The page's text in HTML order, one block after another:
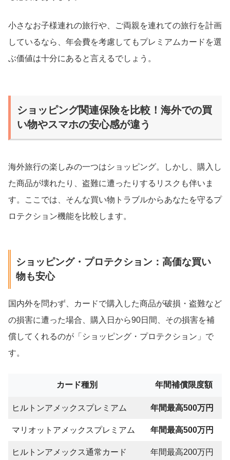
小さなお子様連れの旅行や、ご両親を連れての旅行を計画
しているなら、年会費を考慮してもプレミアムカードを選
ぶ価値は十分にあると言えるでしょう。
ショッピング関連保険を比較！海外での買
い物やスマホの安心感が違う
海外旅行の楽しみの一つはショッピング。しかし、購入し
た商品が壊れたり、盗難に遭ったりするリスクも伴いま
す。ここでは、そんな買い物トラブルからあなたを守るプ
ロテクション機能を比較します。
ショッピング・プロテクション：高価な買い
物も安心
国内外を問わず、カードで購入した商品が破損・盗難など
の損害に遭った場合、購入日から90日間、その損害を補
償してくれるのが「ショッピング・プロテクション」で
す。
カード種別 年間補償限度額
ヒルトンアメックスプレミアム 年間最高500万円
マリオットアメックスプレミアム 年間最高500万円
ヒルトンアメックス通常カード 年間最高200万円